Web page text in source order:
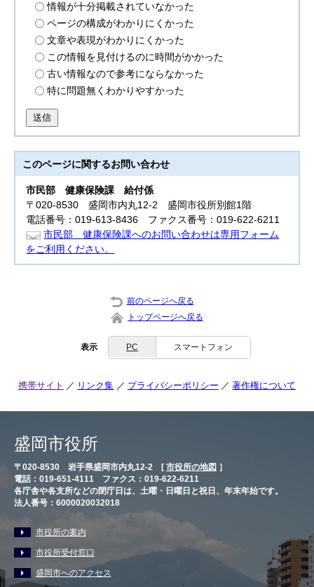
情報が十分掲載されていなかった
ページの構成がわかりにくかった
文章や表現がわかりにくかった
この情報を見付けるのに時間がかかった
古い情報なので参考にならなかった
特に問題無くわかりやすかった
送信
このページに関するお問い合わせ
市民部健康保険課 給付係
〒020-8530 盛岡市内丸12-2 盛岡市役所別館1階
電話番号：019-613-8436 ファクス番号：019-622-6211
市民部 健康保険課へのお問い合わせは専用フォーム
をご利用ください。
前のページへ戻る
トップページへ戻る
表示 PC スマートフォン
携帯サイト リンク集 プライバシーポリシー 著作権について
盛岡市役所
〒020-8530 岩手県盛岡市内丸12-2 [ 市役所の地図 ］
電話：019-651-4111 ファクス：019-622-6211
各庁舎や各支所などの閉庁日は、土曜・日曜日と祝日、年末年始です。
法人番号：6000020032018
市役所の案内
市役所受付窓口
盛岡市へのアクセス